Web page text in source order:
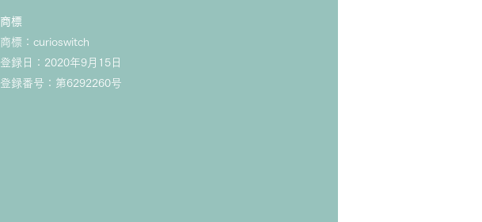
商標
商標：curioswitch
登録日：2020年9月15日
登録番号：第6292260号